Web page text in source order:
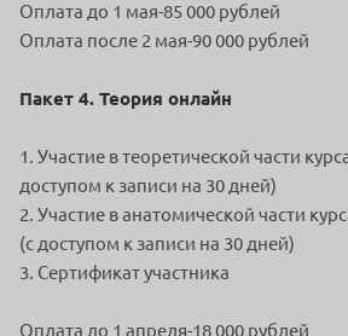
Оплата до 1 мая-85 000 рублей
Оплата после 2 мая-90 000 рублей
Пакет 4. Теория онлайн
1. Участие в теоретической части
доступом к записи на 30 дней)
2. Участие в анатомической части
(с доступом к записи на 30 дней)
3. Сертификат участника
Оплата до 1 апреля-18 000 рублей